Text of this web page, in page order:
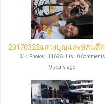
314 Photos ‧ 11696 Hits ‧ 0 Comments
9 years ago